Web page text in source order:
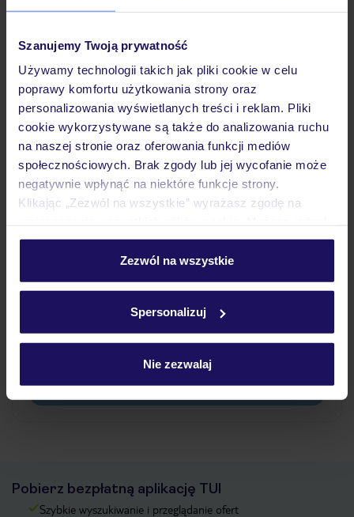
Szanujemy Twoją prywatność
Używamy technologii takich jak pliki cookie w celu
poprawy komfortu użytkowania strony oraz
personalizowania wyświetlanych treści i reklam. Pliki
cookie wykorzystywane są także do analizowania ruchu
na naszej stronie oraz oferowania funkcji mediów
społecznościowych. Brak zgody lub jej wycofanie może
negatywnie wpłynąć na niektóre funkcje strony.
Klikając „Zezwól na wszystkie” wyrażasz zgodę na
personalizować swój wybór wchodząc w zakładkę
Szczegółowe informacje o plikach cookie znajdziesz
Zezwól na wszystkie
Spersonalizuj
Nie zezwalaj
Pokoje
Wyżywienie
Atrakcje
Ważne informacje
Często zadawane pytania
Jak zmienić uczestników/osobę zgłaszającą?
Na jakiej podstawie i gdzie otrzymam karty
pokładowe/bilety lotnicze?
Pobierz bezpłatną aplikację TUI
Szybkie wyszukiwanie i przeglądanie ofert